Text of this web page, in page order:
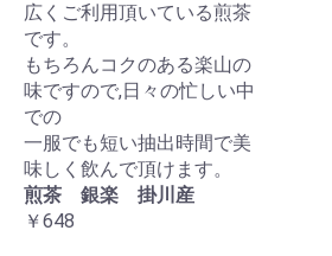
広くご利用頂いている煎茶
です。
もちろんコクのある楽山の
味ですので,日々の忙しい中
での
一服でも短い抽出時間で美
味しく飲んで頂けます。
煎茶 銀楽 掛川産
￥648